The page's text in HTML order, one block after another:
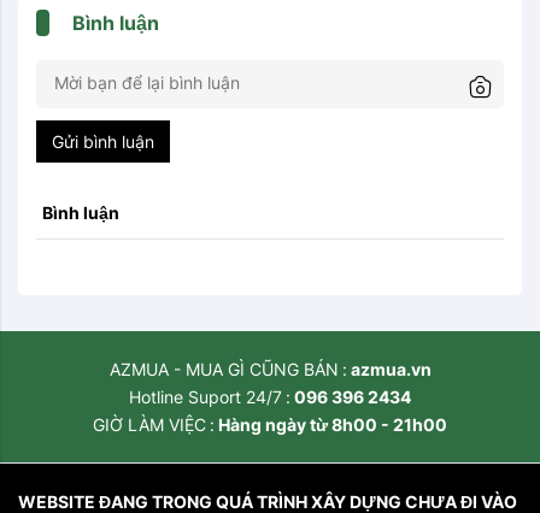
Bình luận
Gửi bình luận
Bình luận
AZMUA - MUA GÌ CŨNG BÁN
azmua.vn
Hotline Suport 24/7 096 396 2434
GIỜ LÀM VIỆC
Hàng ngày từ 8h00 - 21h00
WEBSITE ĐANG TRONG QUÁ TRÌNH XÂY DỰNG CHƯA ĐI VÀO